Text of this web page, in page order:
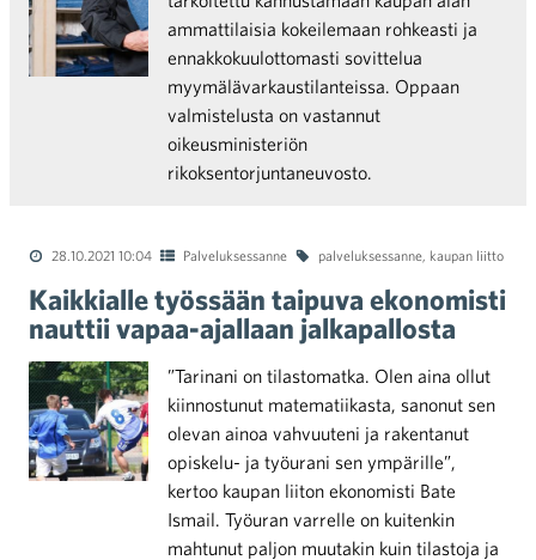
ammattilaisia kokeilemaan rohkeasti ja
ennakkokuulottomasti sovittelua
myymälävarkaustilanteissa. Oppaan
valmistelusta on vastannut
oikeusministeriön
rikoksentorjuntaneuvosto.
28.10.2021 10:04 Palveluksessanne palveluksessanne, kaupan liitto
Kaikkialle työssään taipuva ekonomisti
nauttii vapaa-ajallaan jalkapallosta
”Tarinani on tilastomatka. Olen aina ollut
kiinnostunut matematiikasta, sanonut sen
olevan ainoa vahvuuteni ja rakentanut
opiskelu- ja työurani sen ympärille”,
kertoo kaupan liiton ekonomisti Bate
Ismail. Työuran varrelle on kuitenkin
mahtunut paljon muutakin kuin tilastoja ja